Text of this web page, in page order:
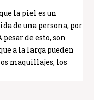
la piel es un
de una persona, por
de esto, son
a la larga pueden
maquillajes, los